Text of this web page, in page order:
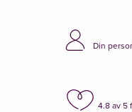
Din
4.8 av 5